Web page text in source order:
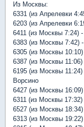
Из Москвы:
6331 (из Апрелевки
6203 (из Апрелевки
6411 (из Москвы 7:24)
6383 (из Москвы 7:42)
6305 (из Москвы
6387 (из Москвы
6195 (из Москвы
Ворсино
6427 (из Москвы
6311 (из Москвы
6527 (из Москвы
6313 (из Москвы